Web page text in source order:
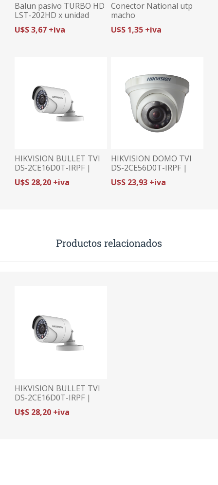
Balun pasivo TURBO HD
LST-202HD x unidad
U$S 3,67 +iva
Conector National utp
macho
U$S 1,35 +iva
HIKVISION BULLET TVI
DS-2CE16D0T-IRPF |
2MP (1080p)/2.8mm | 4
EN 1 | IP67
U$S 28,20 +iva
HIKVISION DOMO TVI
DS-2CE56D0T-IRPF |
2MP (1080p)/2.8mm | 4
EN 1 | IR 20m
U$S 23,93 +iva
Productos relacionados
HIKVISION BULLET TVI
DS-2CE16D0T-IRPF |
2MP (1080p)/2.8mm | 4
EN 1 | IP67
U$S 28,20 +iva